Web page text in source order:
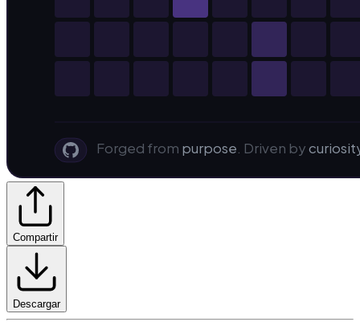
Forged from purpose . Driven by
Compartir
Descargar